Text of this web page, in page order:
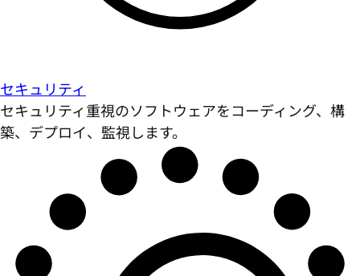
セキュリティ重視のソフトウェアをコーディング、構
築、デプロイ、監視します。